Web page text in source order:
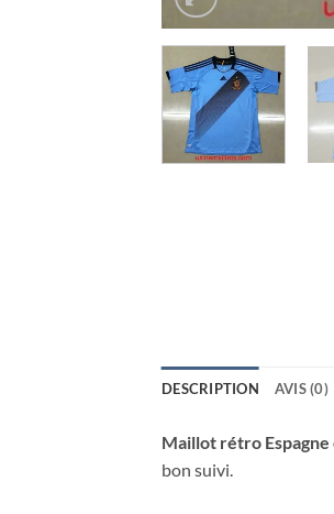
DESCRIPTION AVIS (0)
Maillot rétro
bon suivi.